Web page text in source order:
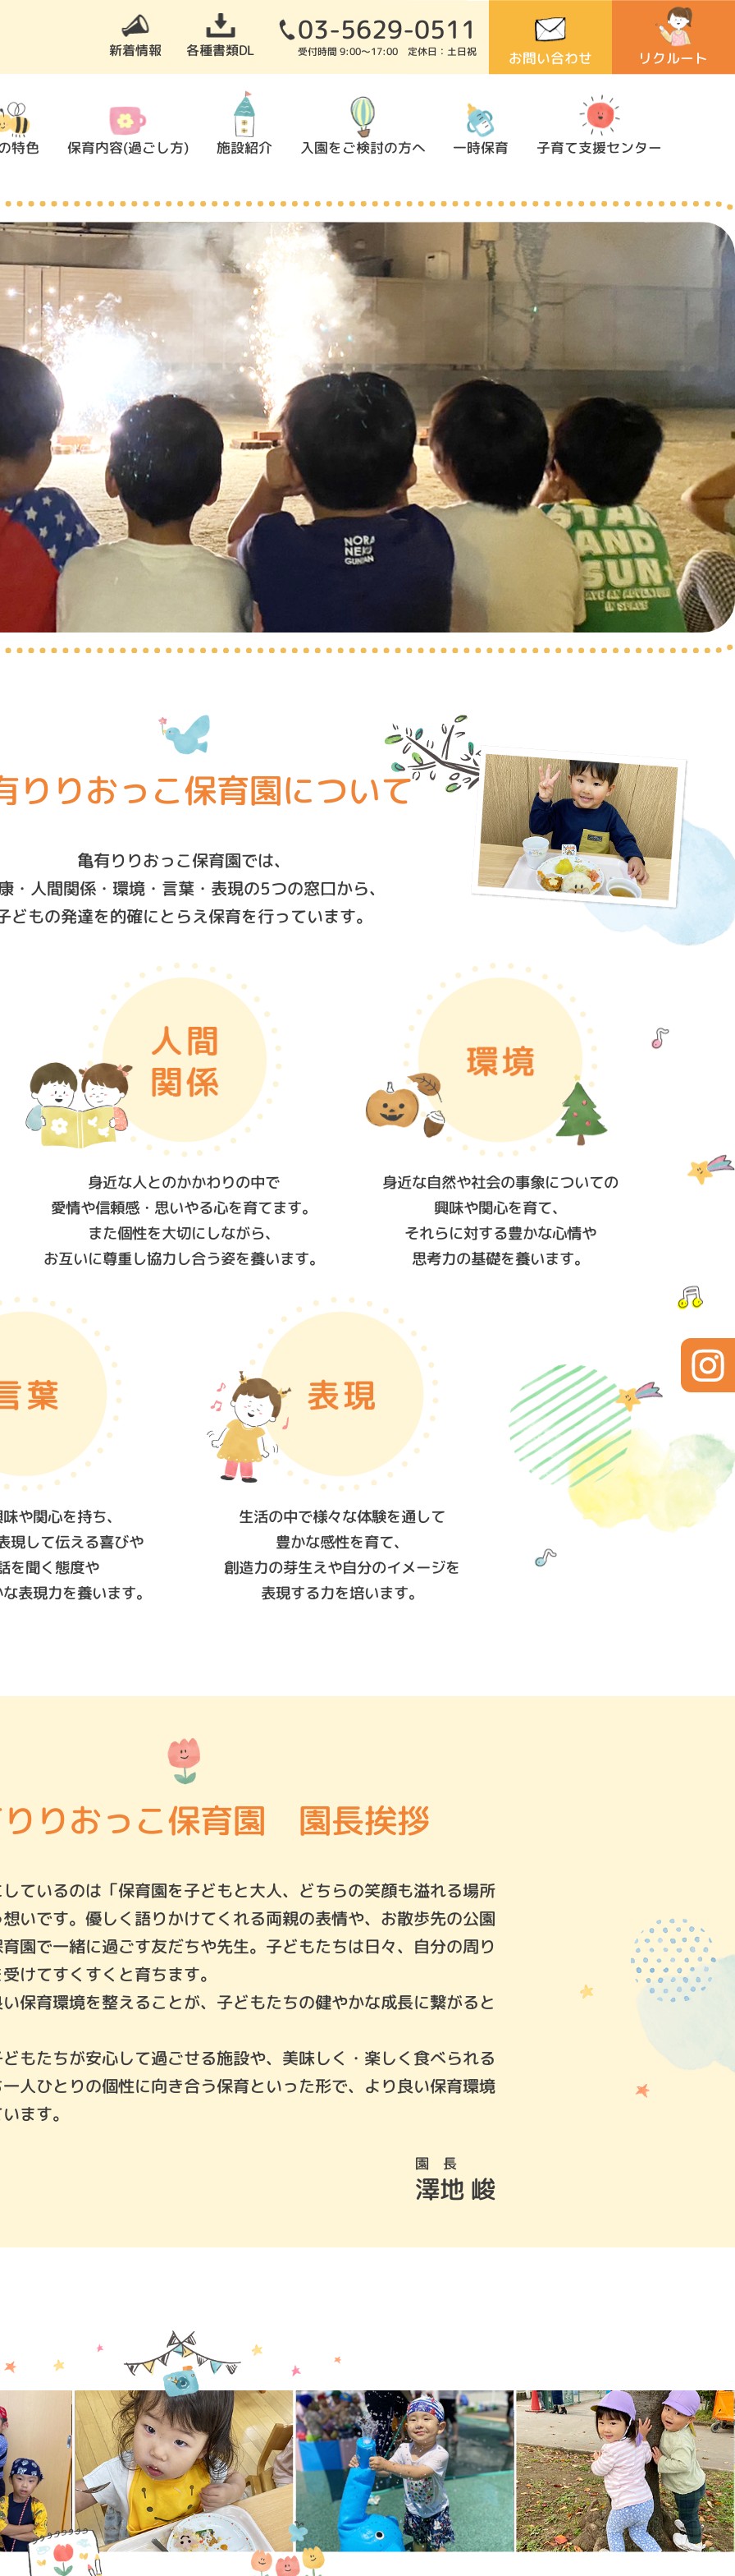
新着情報 各種書類DL
03-5629-0511
受付時間 9:00～17:00 定休日：土日祝 お問い合わせ リクルート
特色 保育内容(過ごし方) 施設紹介 入園をご検討の方へ 一時保育 子育て支援センター
りりおっこ保育園について
亀有りりおっこ保育園では、
・人間関係・環境・言葉・表現の5つの窓口から、
どもの発達を的確にとらえ保育を行っています。
身近な人とのかかわりの中で
愛情や信頼感・思いやる心を育てます。
また個性を大切にしながら、
お互いに尊重し協力し合う姿を養います。
身近な自然や社会の事象についての
興味や関心を育て、
それらに対する豊かな心情や
思考力の基礎を養います。
や関心を持ち、
現して伝える喜びや
を聞く態度や
表現力を養います。
生活の中で様々な体験を通して
豊かな感性を育て、
創造力の芽生えや自分のイメージを
表現する力を培います。
りおっこ保育園 園長挨拶
いるのは「保育園を子どもと大人、どちらの笑顔も溢れる場所
いです。優しく語りかけてくれる両親の表情や、お散歩先の公園
園で一緒に過ごす友だちや先生。子どもたちは日々、自分の周り
けてすくすくと育ちます。
育環境を整えることが、子どもたちの健やかな成長に繋がると
たちが安心して過ごせる施設や、美味しく・楽しく食べられる
人ひとりの個性に向き合う保育といった形で、より良い保育環境
ます。
園 長
澤地 峻